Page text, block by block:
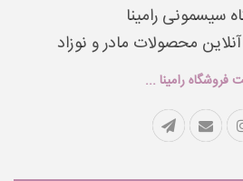
سیسمونی رامینا
محصولات مادر و نوزاد
فروشگاه رامینا ...